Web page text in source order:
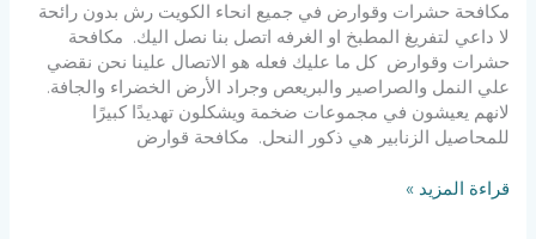
مكافحة حشرات وقوارض في جميع انحاء الكويت رش بدون رائحة
لا داعي لتفريغ المطبخ او الغرفه اتصل بنا نصل اليك. مكافحة
حشرات وقوارض كل ما عليك فعله هو الاتصال علينا نحن نقضي
علي النمل والصراصير والبريعص وجراد الأرض الخضراء والجافة.
لانهم يعيشون في مجموعات ضخمة ويشكلون تهديدًا كبيرًا
للمحاصيل الزنابير هي ذكور النحل. مكافحة قوارض
مكافحة
قراءة المزيد »